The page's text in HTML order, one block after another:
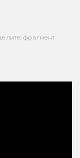
фрагмент